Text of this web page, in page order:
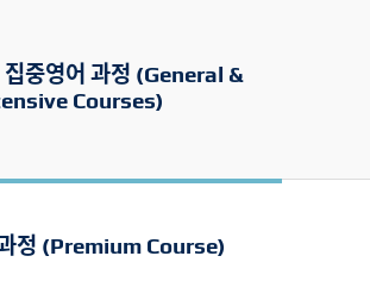
집중영어 과정 (General &
Courses)
정 (Premium Course)